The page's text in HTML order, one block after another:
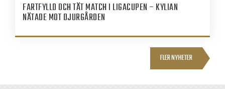
FARTFYLLD OCH TÄT MATCH I LIGACUPEN – KYLIAN
NÄTADE MOT DJURGÅRDEN
FLER NYHETER